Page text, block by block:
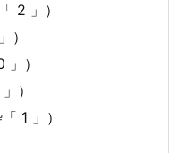
2 」）
）
）
）
1 」）